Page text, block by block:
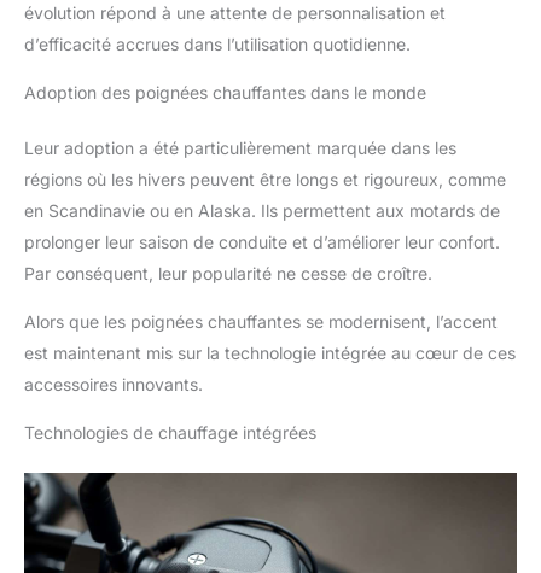
évolution répond à une attente de personnalisation et
d’efficacité accrues dans l’utilisation quotidienne.
Adoption des poignées chauffantes dans le monde
Leur adoption a été particulièrement marquée dans les
régions où les hivers peuvent être longs et rigoureux, comme
en Scandinavie ou en Alaska. Ils permettent aux motards de
prolonger leur saison de conduite et d’améliorer leur confort.
Par conséquent, leur popularité ne cesse de croître.
Alors que les poignées chauffantes se modernisent, l’accent
est maintenant mis sur la technologie intégrée au cœur de ces
accessoires innovants.
Technologies de chauffage intégrées